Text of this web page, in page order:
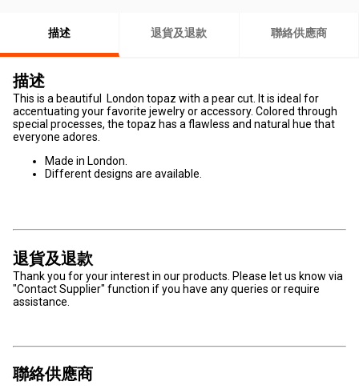
描述 退貨及退款 聯絡供應商
描述
This is a beautiful London topaz with a pear cut. It is ideal for
accentuating your favorite jewelry or accessory. Colored through
special processes, the topaz has a flawless and natural hue that
everyone adores.
Made in London.
Different designs are available.
退貨及退款
Thank you for your interest in our products. Please let us know via
"Contact Supplier" function if you have any queries or require
assistance.
聯絡供應商